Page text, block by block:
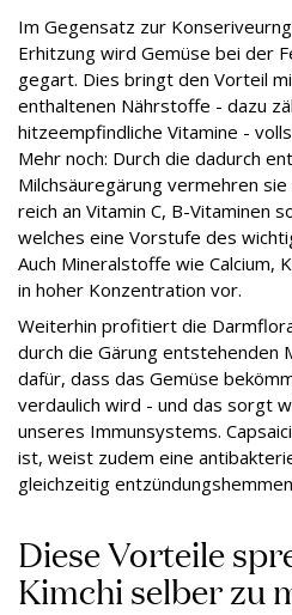
Im Gegensatz zur
Erhitzung wird Gemüse bei der
gegart. Dies bringt den Vorteil
enthaltenen Nährstoffe - dazu
hitzeempfindliche Vitamine -
Mehr noch: Durch die dadurch
Milchsäuregärung vermehren
reich an Vitamin C, B-Vitaminen
welches eine Vorstufe des
Auch Mineralstoffe wie Calcium,
in hoher Konzentration vor.
Weiterhin profitiert die
durch die Gärung entstehenden
dafür, dass das Gemüse
verdaulich wird - und das sorgt
unseres Immunsystems.
ist, weist zudem eine
gleichzeitig
Diese Vorteile
Kimchi selber zu